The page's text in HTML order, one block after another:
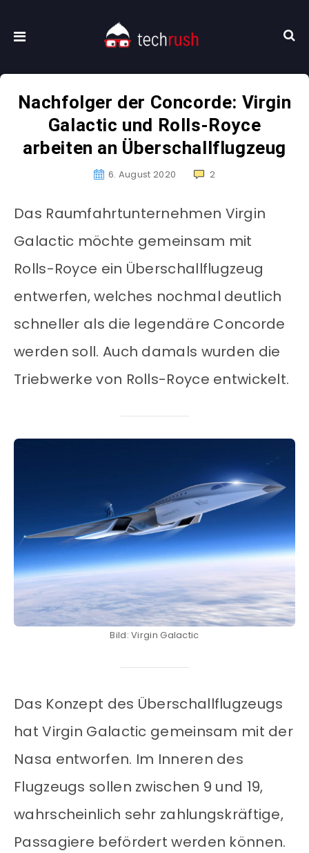
Nachfolger der Concorde: Virgin
Galactic und Rolls-Royce
arbeiten an Überschallflugzeug
6. August 2020 2
Das Raumfahrtunternehmen Virgin
Galactic möchte gemeinsam mit
Rolls-Royce ein Überschallflugzeug
entwerfen, welches nochmal deutlich
schneller als die legendäre Concorde
werden soll. Auch damals wurden die
Triebwerke von Rolls-Royce entwickelt.
Bild: Virgin Galactic
Das Konzept des Überschallflugzeugs
hat Virgin Galactic gemeinsam mit der
Nasa entworfen. Im Inneren des
Flugzeugs sollen zwischen 9 und 19,
wahrscheinlich sehr zahlungskräftige,
Passagiere befördert werden können.